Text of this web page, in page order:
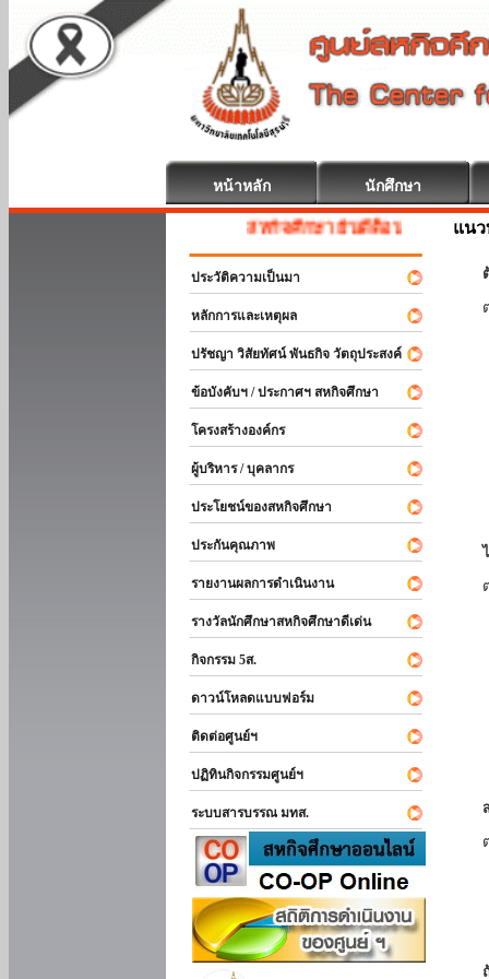
หน้าหลัก นักศึกษา
สหกิจศึกษา ยินดีต้อนรับ
ประวัติความเป็นมา
หลักการและเหตุผล
ปรัชญา วิสัยทัศน์ พันธกิจ วัตถุประสงค์
ข้อบังคับฯ / ประกาศฯ สหกิจศึกษา
โครงสร้างองค์กร
ผู้บริหาร / บุคลากร
ประโยชน์ของสหกิจศึกษา
ประกันคุณภาพ
รายงานผลการดำเนินงาน
รางวัลนักศึกษาสหกิจศึกษาดีเด่น
กิจกรรม 5ส.
ดาวน์โหลดแบบฟอร์ม
ติดต่อศูนย์ฯ
ปฏิทินกิจกรรมศูนย์ฯ
ระบบสารบรรณ มทส.
แน